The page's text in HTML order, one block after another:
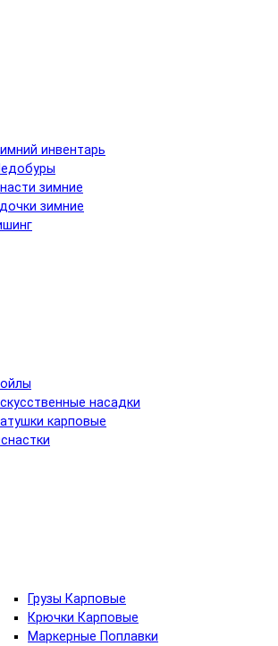
инвентарь
зимние
зимние
насадки
карповые
Грузы Карповые
Крючки Карповые
Маркерные Поплавки